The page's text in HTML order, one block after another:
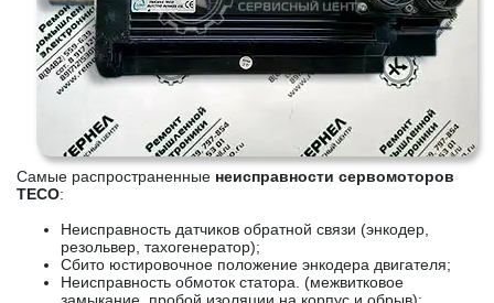
Самые распространенные неисправности сервомоторов
TECO:
Неисправность датчиков обратной связи (энкодер,
резольвер, тахогенератор);
Сбито юстировочное положение энкодера двигателя;
Неисправность обмоток статора. (межвитковое